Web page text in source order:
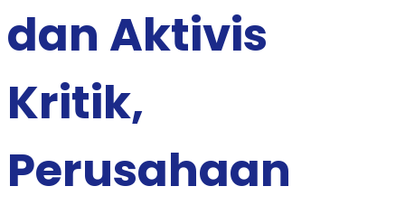
dan Aktivis
Kritik,
Perusahaan